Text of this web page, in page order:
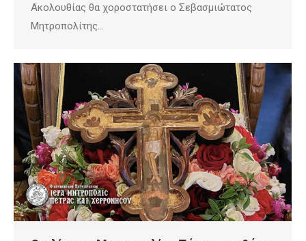
Ακολουθίας θα χοροστατήσει ο Σεβασμιώτατος
Μητροπολίτης…